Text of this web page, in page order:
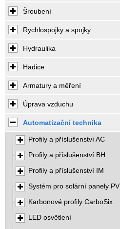
Šroubení
Rychlospojky a spojky
Hydraulika
Hadice
Armatury a měření
Úprava vzduchu
Automatizační technika
Profily a příslušenství AC
Profily a příslušenství BH
Profily a příslušenství IM
Systém pro solární panely PV
Karbonové profily CarboSix
LED osvětlení